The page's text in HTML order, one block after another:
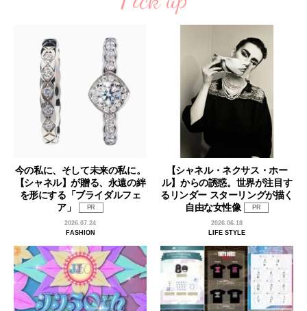
今の私に、そして未来の私に。
【シャネル】が贈る、永遠の絆
を形にする「ブライダルフェ
ア」
PR
2026.07.24
FASHION
【シャネル・ネクサス・ホー
ル】からの誘惑。世界が注目す
るリンダー スターリングが描く
自由な女性像
PR
2026.06.18
LIFE STYLE